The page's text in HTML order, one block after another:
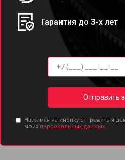
Гарантия до 3-х лет
Отправить
Нажимая на кнопку отправить я
моих персональных данных.